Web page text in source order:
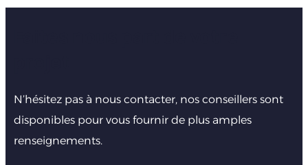
N’hésitez pas à nous contacter, nos conseillers sont
disponibles pour vous fournir de plus amples
renseignements.